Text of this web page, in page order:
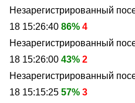
Незарегистрированный
18 15:26:40 86% 4
Незарегистрированный
18 15:26:00 43% 2
Незарегистрированный
18 15:15:25 57% 3